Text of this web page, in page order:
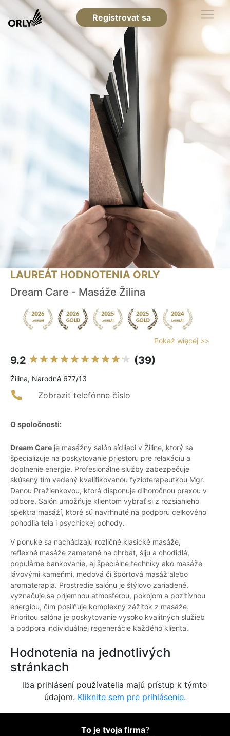
Registrovať sa
LAUREÁT HODNOTENIA ORLY
Dream Care - Masáže Žilina
Pokaż więcej >>
9.2 (39)
Žilina, Národná 677/13
Zobraziť telefónne číslo
O spoločnosti:
Dream Care je masážny salón sídliaci v Žiline, ktorý sa
špecializuje na poskytovanie priestoru pre relaxáciu a
doplnenie energie. Profesionálne služby zabezpečuje
skúsený tím vedený kvalifikovanou fyzioterapeutkou Mgr.
Danou Pražienkovou, ktorá disponuje dlhoročnou praxou v
odbore. Salón umožňuje klientom vybrať si z rozsiahleho
spektra masáží, ktoré sú navrhnuté na podporu celkového
pohodlia tela i psychickej pohody.
V ponuke sa nachádzajú rozličné klasické masáže,
reflexné masáže zamerané na chrbát, šiju a chodidlá,
populárne bankovanie, aj špeciálne techniky ako masáže
lávovými kameňmi, medová či športová masáž alebo
aromaterapia. Prostredie salónu je štýlovo zariadené,
vyznačuje sa príjemnou atmosférou, pokojom a pozitívnou
energiou, čím posilňuje komplexný zážitok z masáže.
Prioritou salóna je poskytovanie vysoko kvalitných služieb
a podpora individuálnej regenerácie každého klienta.
Hodnotenia na jednotlivých
stránkach
Iba prihlásení používatelia majú prístup k týmto
údajom. Kliknite sem pre prihlásenie.
To je tvoja firma?